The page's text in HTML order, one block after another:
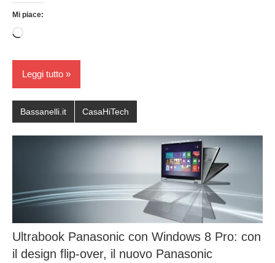
Mi piace:
Caricamento
corso…
Leggi tutto
Bassanelli.it CasaHiTech
Ultrabook Panasonic con Windows 8 Pro: con
il design flip-over, il nuovo Panasonic